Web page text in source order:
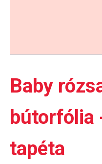
Baby
bútorfólia
tapéta